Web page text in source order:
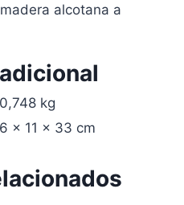
alcotana a
0,748 kg
6 × 11 × 33 cm